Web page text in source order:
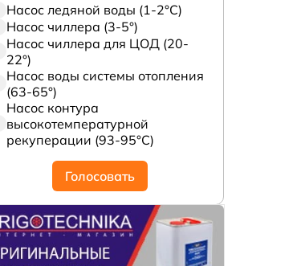
Насос ледяной воды (1-2°С)
Насос чиллера (3-5°)
Насос чиллера для ЦОД (20-
22°)
Насос воды системы отопления
(63-65°)
Насос контура
высокотемпературной
рекуперации (93-95°С)
Голосовать